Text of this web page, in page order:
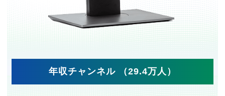
年収チャンネル （29.4万人）